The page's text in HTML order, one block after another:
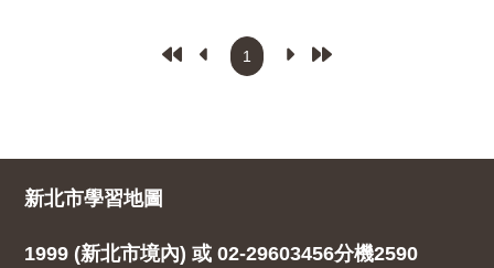
新北市學習地圖
1999 (新北市境內) 或 02-29603456分機2590